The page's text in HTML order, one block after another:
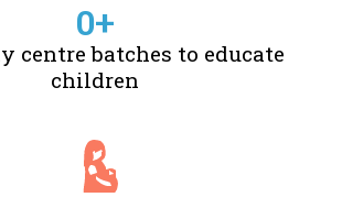
centre batches to educate
children
0+